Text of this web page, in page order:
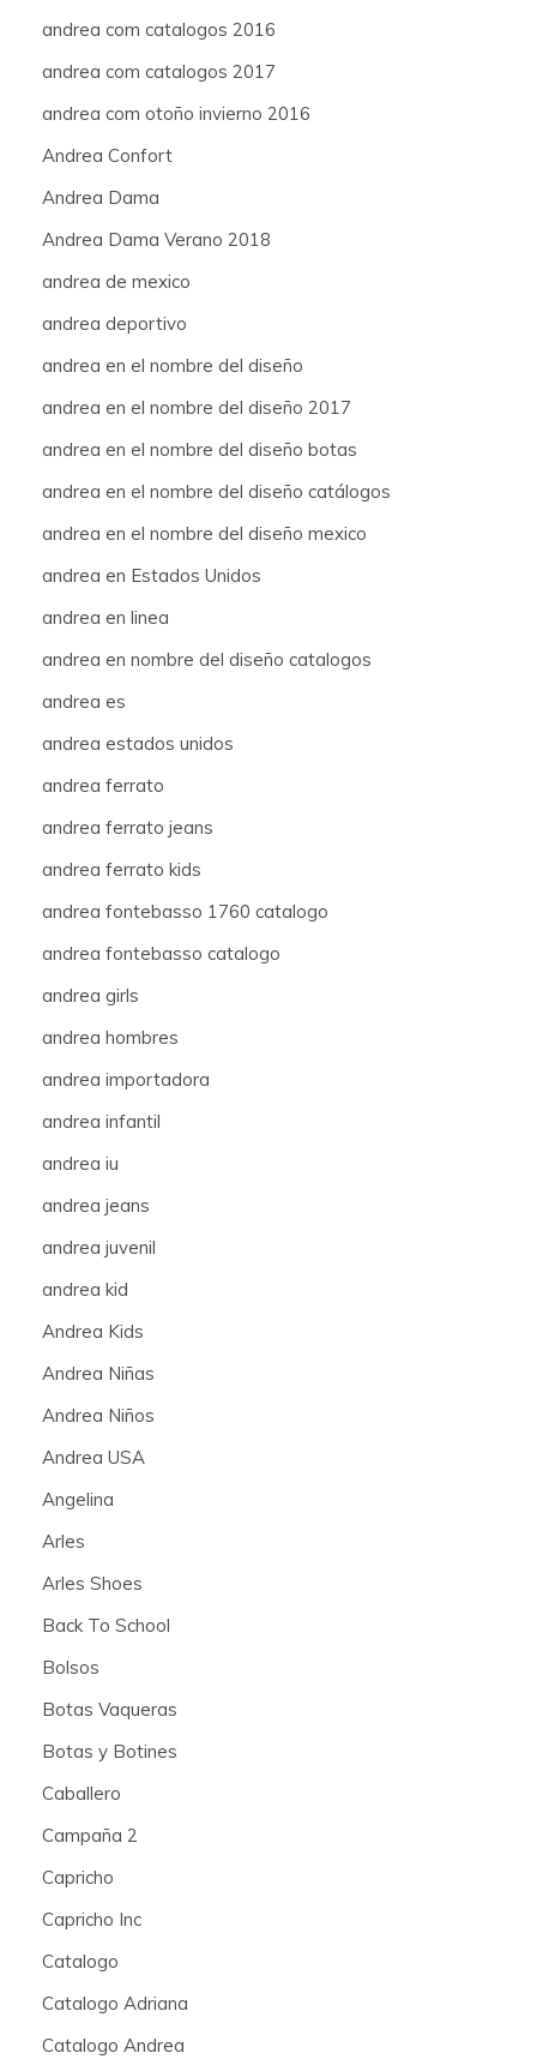
andrea com catalogos 2016
andrea com catalogos 2017
andrea com otoño invierno 2016
Andrea Confort
Andrea Dama
Andrea Dama Verano 2018
andrea de mexico
andrea deportivo
andrea en el nombre del diseño
andrea en el nombre del diseño 2017
andrea en el nombre del diseño botas
andrea en el nombre del diseño catálogos
andrea en el nombre del diseño mexico
andrea en Estados Unidos
andrea en linea
andrea en nombre del diseño catalogos
andrea es
andrea estados unidos
andrea ferrato
andrea ferrato jeans
andrea ferrato kids
andrea fontebasso 1760 catalogo
andrea fontebasso catalogo
andrea girls
andrea hombres
andrea importadora
andrea infantil
andrea iu
andrea jeans
andrea juvenil
andrea kid
Andrea Kids
Andrea Niñas
Andrea Niños
Andrea USA
Angelina
Arles
Arles Shoes
Back To School
Bolsos
Botas Vaqueras
Botas y Botines
Caballero
Campaña 2
Capricho
Capricho Inc
Catalogo
Catalogo Adriana
Catalogo Andrea